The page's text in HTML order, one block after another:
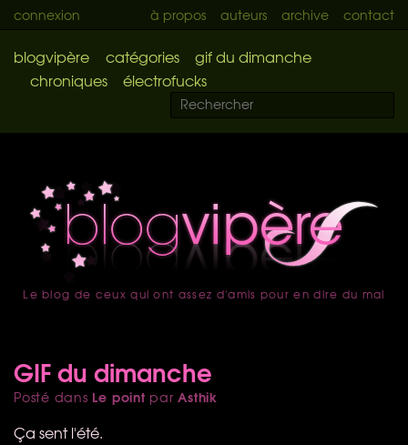
connexion à propos auteurs archive contact
blogvipère catégories
gif du dimanche
chroniques
électrofucks
accueil
Le blog de ceux qui ont assez d'amis pour en dire du mal
GIF du dimanche
Posté dans Le point parAsthik
Ça sent l'été.